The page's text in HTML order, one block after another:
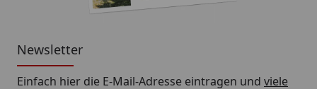
Newsletter
Einfach hier die E-Mail-Adresse eintragen und viele